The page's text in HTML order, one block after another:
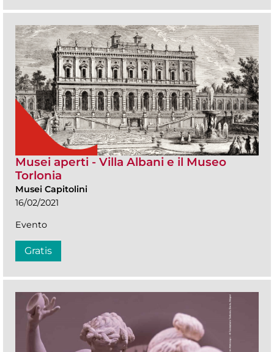
Musei aperti - Villa Albani e il Museo
Torlonia
Musei Capitolini
16/02/2021
Evento
Gratis